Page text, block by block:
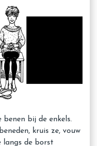
bij de enkels.
kruis ze, vouw
langs de borst